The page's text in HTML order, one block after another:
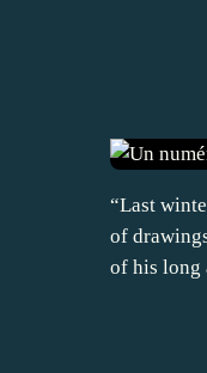
“Last
of
of his long